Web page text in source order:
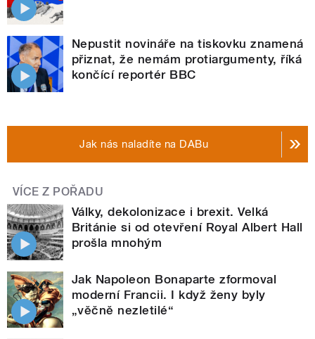
Nepustit novináře na tiskovku znamená
přiznat, že nemám protiargumenty, říká
končící reportér BBC
Jak nás naladíte na DABu
VÍCE Z POŘADU
Války, dekolonizace i brexit. Velká
Británie si od otevření Royal Albert Hall
prošla mnohým
Jak Napoleon Bonaparte zformoval
moderní Francii. I když ženy byly
„věčně nezletilé“